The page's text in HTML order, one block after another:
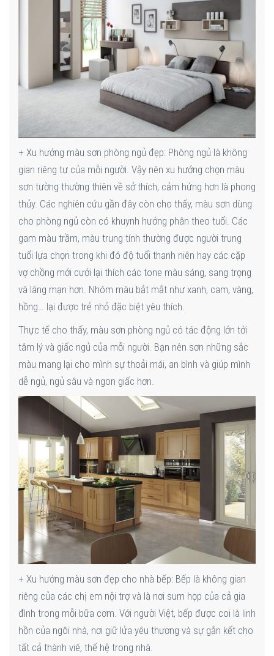
+ Xu hướng màu sơn phòng ngủ đẹp: Phòng ngủ là không
gian riêng tư của mỗi người. Vậy nên xu hướng chọn màu
sơn tường thường thiên về sở thích, cảm hứng hơn là phong
thủy. Các nghiên cứu gần đây còn cho thấy, màu sơn dùng
cho phòng ngủ còn có khuynh hướng phân theo tuổi. Các
gam màu trầm, màu trung tính thường được người trung
tuổi lựa chọn trong khi đó độ tuổi thanh niên hay các cặp
vợ chồng mới cưới lại thích các tone màu sáng, sang trọng
và lãng mạn hơn. Nhóm màu bắt mắt như xanh, cam, vàng,
hồng… lại được trẻ nhỏ đặc biệt yêu thích.
Thực tế cho thấy, màu sơn phòng ngủ có tác động lớn tới
tâm lý và giấc ngủ của mỗi người. Bạn nên sơn những sắc
màu mang lại cho mình sự thoải mái, an bình và giúp mình
dễ ngủ, ngủ sâu và ngon giấc hơn.
+ Xu hướng màu sơn đẹp cho nhà bếp: Bếp là không gian
riêng của các chị em nội trợ và là nơi sum họp của cả gia
đình trong mỗi bữa cơm. Với người Việt, bếp được coi là linh
hồn của ngôi nhà, nơi giữ lửa yêu thương và sự gắn kết cho
tất cả thành viê, thế hệ trong nhà.